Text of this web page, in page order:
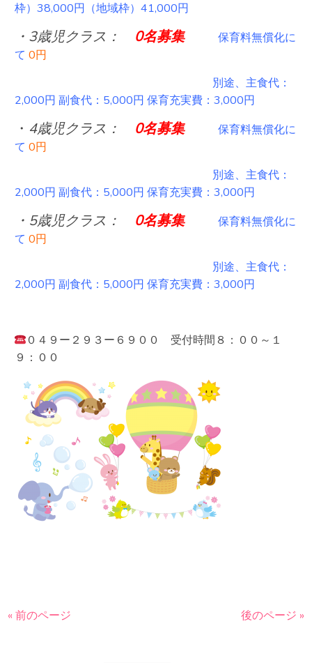
枠）38,000円（地域枠）41,000円
・3歳児クラス： 0名募集
保育料無償化に
て0円
別途、主食代：
2,000円 副食代：5,000円 保育充実費：3,000円
・ 4歳児クラス： 0名募集
保育料無償化に
て0円
別途、主食代：
2,000円 副食代：5,000円 保育充実費：3,000円
・5歳児クラス： 0名募集
保育料無償化に
て0円
別途、主食代：
2,000円 副食代：5,000円 保育充実費：3,000円
０４９ー２９３ー６９００ 受付時間８：００～１
９：００
« 前のページ 後のページ »